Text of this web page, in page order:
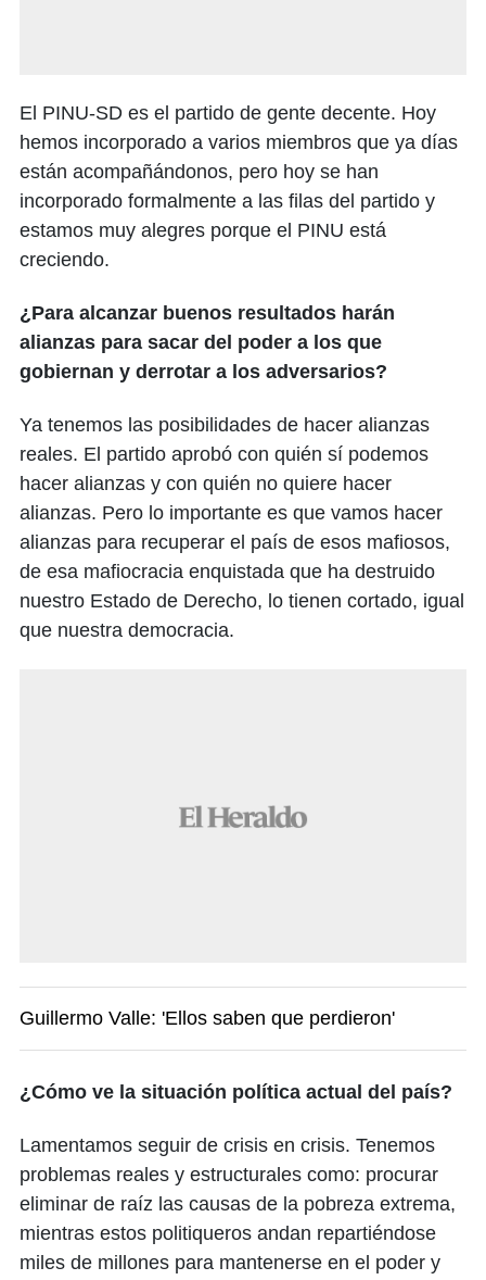
El PINU-SD es el partido de gente decente. Hoy
hemos incorporado a varios miembros que ya días
están acompañándonos, pero hoy se han
incorporado formalmente a las filas del partido y
estamos muy alegres porque el PINU está
creciendo.
¿Para alcanzar buenos resultados harán
alianzas para sacar del poder a los que
gobiernan y derrotar a los adversarios?
Ya tenemos las posibilidades de hacer alianzas
reales. El partido aprobó con quién sí podemos
hacer alianzas y con quién no quiere hacer
alianzas. Pero lo importante es que vamos hacer
alianzas para recuperar el país de esos mafiosos,
de esa mafiocracia enquistada que ha destruido
nuestro Estado de Derecho, lo tienen cortado, igual
que nuestra democracia.
Guillermo Valle: 'Ellos saben que perdieron'
¿Cómo ve la situación política actual del país?
Lamentamos seguir de crisis en crisis. Tenemos
problemas reales y estructurales como: procurar
eliminar de raíz las causas de la pobreza extrema,
mientras estos politiqueros andan repartiéndose
miles de millones para mantenerse en el poder y